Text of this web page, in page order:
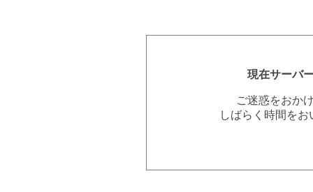
現在サーバ
ご迷惑をおか
しばらく時間を